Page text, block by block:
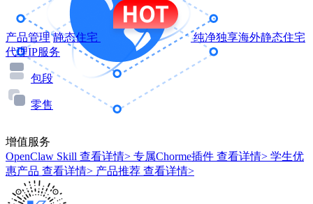
产品管理 静态住宅
纯净独享海外静态住宅
代理IP服务
包段
零售
增值服务
OpenClaw Skill 查看详情> 专属Chorme插件 查看详情> 学生优
惠产品 查看详情> 产品推荐 查看详情>